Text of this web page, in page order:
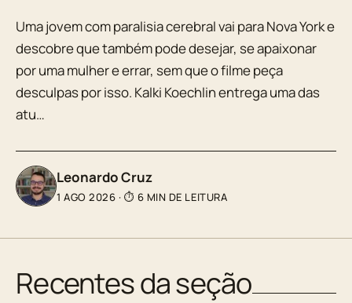
Uma jovem com paralisia cerebral vai para Nova York e
descobre que também pode desejar, se apaixonar
por uma mulher e errar, sem que o filme peça
desculpas por isso. Kalki Koechlin entrega uma das
atu…
Leonardo Cruz
1 AGO 2026 · ⏱ 6 MIN DE LEITURA
Recentes da seção